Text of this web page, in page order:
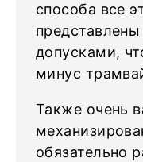
способа все
допусками,
минус
Также очень
обязательно